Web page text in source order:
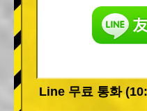
Line 무료 통화